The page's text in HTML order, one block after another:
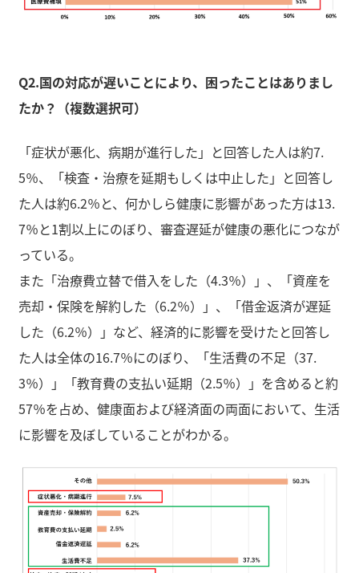
Q2.国の対応が遅いことにより、困ったことはありまし
たか？（複数選択可）
「症状が悪化、病期が進行した」と回答した人は約7.
5％、「検査・治療を延期もしくは中止した」と回答し
た人は約6.2％と、何かしら健康に影響があった方は13.
7％と1割以上にのぼり、審査遅延が健康の悪化につなが
っている。
また「治療費立替で借入をした（4.3％）」、「資産を
売却・保険を解約した（6.2％）」、「借金返済が遅延
した（6.2％）」など、経済的に影響を受けたと回答し
た人は全体の16.7％にのぼり、「生活費の不足（37.
3％）」「教育費の支払い延期（2.5％）」を含めると約
57％を占め、健康面および経済面の両面において、生活
に影響を及ぼしていることがわかる。